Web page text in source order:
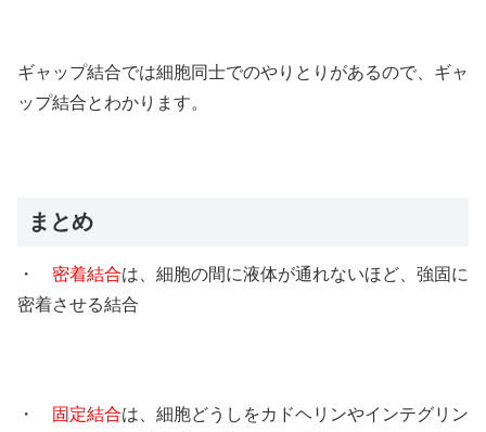
ギャップ結合では細胞同士でのやりとりがあるので、ギャ
ップ結合とわかります。
まとめ
・ 密着結合は、細胞の間に液体が通れないほど、強固に
密着させる結合
・ 固定結合は、細胞どうしをカドヘリンやインテグリン